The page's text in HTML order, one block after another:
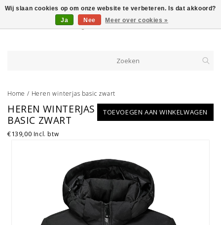
Home / Heren winterjas basic zwart
TOEVOEGEN AAN WINKELWAGEN
HEREN WINTERJAS
BASIC ZWART
€139,00 Incl. btw
Wij slaan cookies op om onze website te verbeteren. Is dat akkoord?
Ja
Nee Meer over cookies »